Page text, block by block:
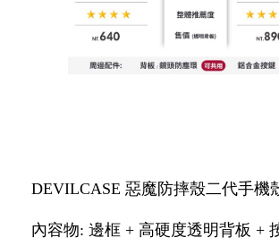
DEVILCASE 惡魔防摔殼二代手機
內容物: 邊框 + 高硬度透明背板 +